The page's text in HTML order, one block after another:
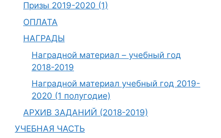
Призы 2019-2020 (1)
ОПЛАТА
НАГРАДЫ
Наградной материал – учебный год
2018-2019
Наградной материал учебный год 2019-
2020 (1 полугодие)
АРХИВ ЗАДАНИЙ (2018-2019)
УЧЕБНАЯ ЧАСТЬ